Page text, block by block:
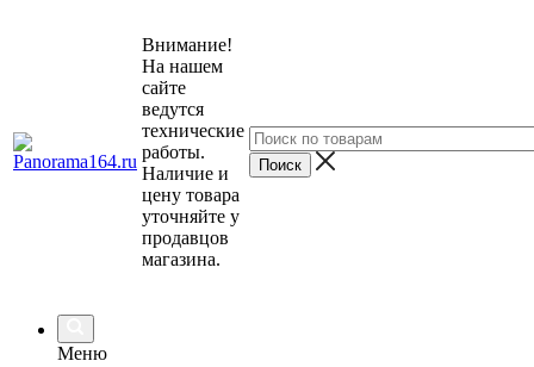
Внимание!
На нашем
сайте
ведутся
технические
работы.
Наличие и
цену товара
уточняйте у
продавцов
магазина.
Меню